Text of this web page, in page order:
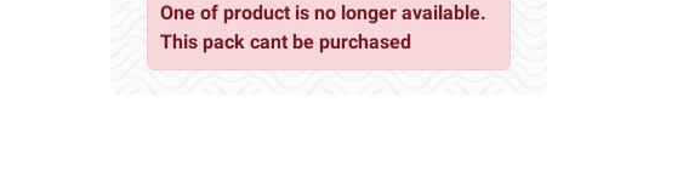
One of product is no longer available.
This pack cant be purchased